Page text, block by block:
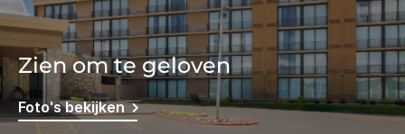
Zien om te geloven
Foto's bekijken